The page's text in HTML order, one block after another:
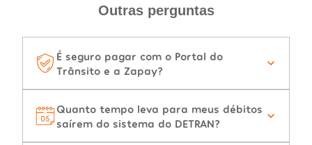
Outras perguntas
É seguro pagar com o Portal do
Trânsito e a Zapay?
Quanto tempo leva para meus débitos
saírem do sistema do DETRAN?